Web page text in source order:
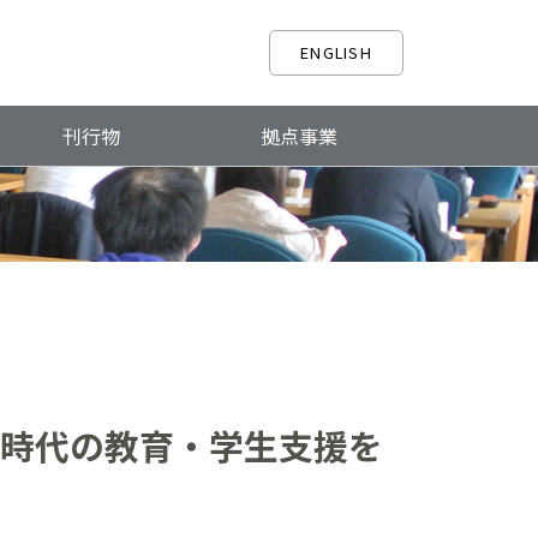
ENGLISH
刊行物 拠点事業
代の教育・学生支援を